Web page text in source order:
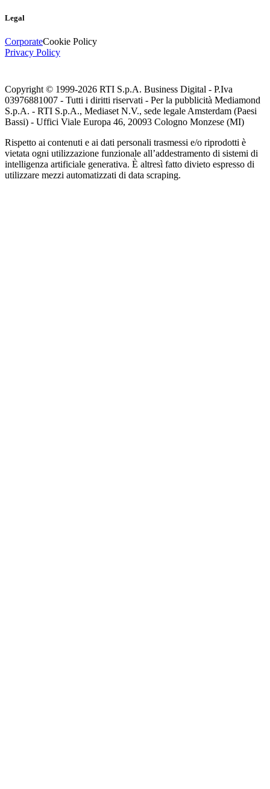
Legal
CorporateCookie Policy
Privacy Policy
Copyright © 1999-2026 RTI S.p.A. Business Digital - P.Iva
03976881007 - Tutti i diritti riservati - Per la pubblicità Mediamond
S.p.A. - RTI S.p.A., Mediaset N.V., sede legale Amsterdam (Paesi
Bassi) - Uffici Viale Europa 46, 20093 Cologno Monzese (MI)
Rispetto ai contenuti e ai dati personali trasmessi e/o riprodotti è
vietata ogni utilizzazione funzionale all’addestramento di sistemi di
intelligenza artificiale generativa. È altresì fatto divieto espresso di
utilizzare mezzi automatizzati di data scraping.